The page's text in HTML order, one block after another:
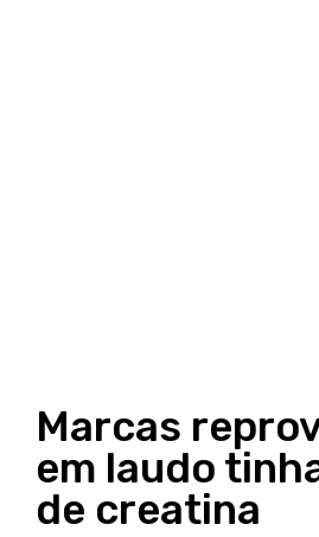
Marcas
em laudo
de creatina